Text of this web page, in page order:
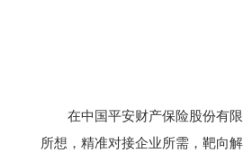
在中国平安财产保险股份有
所想，精准对接企业所需，靶向